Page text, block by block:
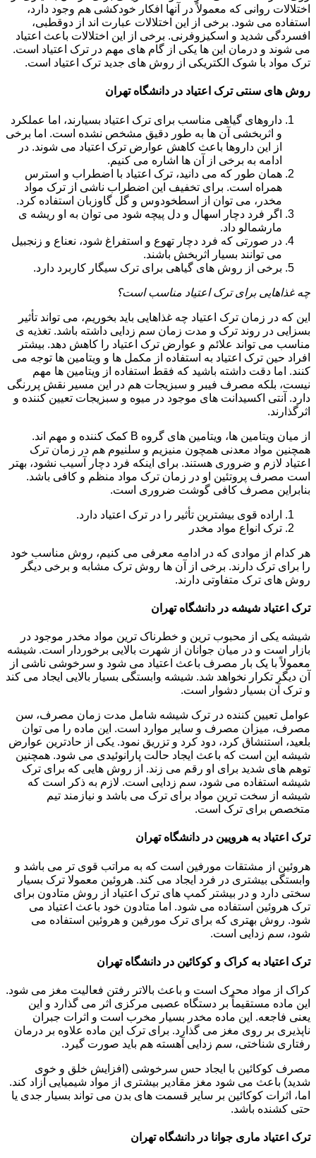
اختلالات روانی که معمولاً در آنها افکار خودکشی هم وجود دارد،
استفاده می شود. برخی از این اختلالات عبارت اند از دوقطبی،
افسردگی شدید و اسکیزوفرنی. برخی از این اختلالات باعث اعتیاد
می شوند و درمان این ها یکی از گام های مهم در ترک اعتیاد است.
ترک مواد با شوک الکتریکی از روش های جدید ترک اعتیاد است.
روش های سنتی ترک اعتیاد در دانشگاه تهران
داروهای گیاهی مناسب برای ترک اعتیاد بسیارند، اما عملکرد
و اثربخشی آن ها به طور دقیق مشخص نشده است. اما برخی
از این داروها باعث کاهش عوارض ترک اعتیاد می شوند. در
ادامه به برخی از آن ها اشاره می کنیم.
همان طور که می دانید، ترک اعتیاد با اضطراب و استرس
همراه است. برای تخفیف این اضطراب ناشی از ترک مواد
مخدر، می توان از اسطخودوس و گل گاوزبان استفاده کرد.
اگر فرد دچار اسهال و دل پیچه شود می توان به او ریشه ی
مارشمالو داد.
در صورتی که فرد دچار تهوع و استفراغ شود، نعناع و زنجبیل
می توانند بسیار اثربخش باشند.
برخی از روش های گیاهی برای ترک سیگار کاربرد دارد.
چه غذاهایی برای ترک اعتیاد مناسب است؟
این که در زمان ترک اعتیاد چه غذاهایی باید بخوریم، می تواند تأثیر
بسزایی در روند ترک و مدت زمان سم زدایی داشته باشد. تغذیه ی
مناسب می تواند علائم و عوارض ترک اعتیاد را کاهش دهد. بیشتر
افراد حین ترک اعتیاد به استفاده از مکمل ها و ویتامین ها توجه می
کنند. اما دقت داشته باشید که فقط استفاده از ویتامین ها مهم
نیست، بلکه مصرف فیبر و سبزیجات هم در این مسیر نقش پررنگی
دارد. آنتی اکسیدانت های موجود در میوه و سبزیجات تعیین کننده و
اثرگذارند.
از میان ویتامین ها، ویتامین های گروه B کمک کننده و مهم اند.
همچنین مواد معدنی همچون منیزیم و سلنیوم هم در زمان ترک
اعتیاد لازم و ضروری هستند. برای اینکه فرد دچار آسیب نشود، بهتر
است مصرف پروتئین او در زمان ترک مواد منظم و کافی باشد.
بنابراین مصرف کافی گوشت ضروری است.
اراده قوی بیشترین تأثیر را در ترک اعتیاد دارد.
ترک انواع مواد مخدر
هر کدام از موادی که در ادامه معرفی می کنیم، روش مناسب خود
را برای ترک دارند. برخی از آن ها روش ترک مشابه و برخی دیگر
روش های ترک متفاوتی دارند.
ترک اعتیاد شیشه در دانشگاه تهران
شیشه یکی از محبوب ترین و خطرناک ترین مواد مخدر موجود در
بازار است و در میان جوانان از شهرت بالایی برخوردار است. شیشه
معمولاً با یک بار مصرف باعث اعتیاد می شود و سرخوشی ناشی از
آن دیگر تکرار نخواهد شد. شیشه وابستگی بسیار بالایی ایجاد می کند
و ترک آن بسیار دشوار است.
عوامل تعیین کننده در ترک شیشه شامل مدت زمان مصرف، سن
مصرف، میزان مصرف و سایر موارد است. این ماده را می توان
بلعید، استنشاق کرد، دود کرد و تزریق نمود. یکی از حادترین عوارض
شیشه این است که باعث ایجاد حالت پارانوئیدی می شود. همچنین
توهم های شدید برای او رقم می زند. از روش هایی که برای ترک
شیشه استفاده می شود، سم زدایی است. لازم به ذکر است که
شیشه از سخت ترین مواد برای ترک می باشد و نیازمند تیم
متخصص برای ترک است.
ترک اعتیاد به هرویین در دانشگاه تهران
هروئین از مشتقات مورفین است که به مراتب قوی تر می باشد و
وابستگی بیشتری در فرد ایجاد می کند. هروئین معمولا ترک بسیار
سختی دارد و در بیشتر کمپ های ترک اعتیاد از روش متادون برای
ترک هروئین استفاده می شود. اما متادون خود باعث اعتیاد می
شود. روش بهتری که برای ترک مورفین و هروئین استفاده می
شود، سم زدایی است.
ترک اعتیاد به کراک و کوکائین در دانشگاه تهران
کراک از مواد محرک است و باعث بالاتر رفتن فعالیت مغز می شود.
این ماده مستقیماً بر دستگاه عصبی مرکزی اثر می گذارد و این
یعنی فاجعه. این ماده مخدر بسیار مخرب است و اثرات جبران
ناپذیری بر روی مغز می گذارد. برای ترک این ماده علاوه بر درمان
رفتاری شناختی، سم زدایی آهسته هم باید صورت گیرد.
مصرف کوکائین با ایجاد حس سرخوشی (افزایش خلق و خوی
شدید) باعث می شود مغز مقادیر بیشتری از مواد شیمیایی آزاد کند.
اما، اثرات کوکائین بر سایر قسمت های بدن می تواند بسیار جدی یا
حتی کشنده باشد.
ترک اعتیاد ماری جوانا در دانشگاه تهران